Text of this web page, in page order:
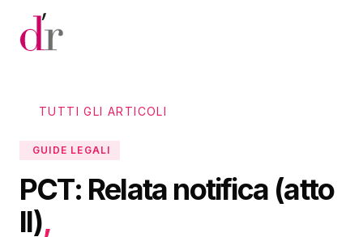
Vai al contenuto principale
TUTTI GLI ARTICOLI
GUIDE LEGALI
PCT: Relata notifica (atto
II),